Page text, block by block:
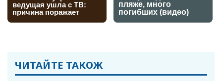
ЧИТАЙТЕ ТАКОЖ